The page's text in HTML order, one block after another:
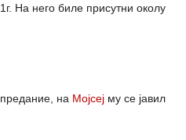
На него биле присутни околу
на Мојсеј му се јавил